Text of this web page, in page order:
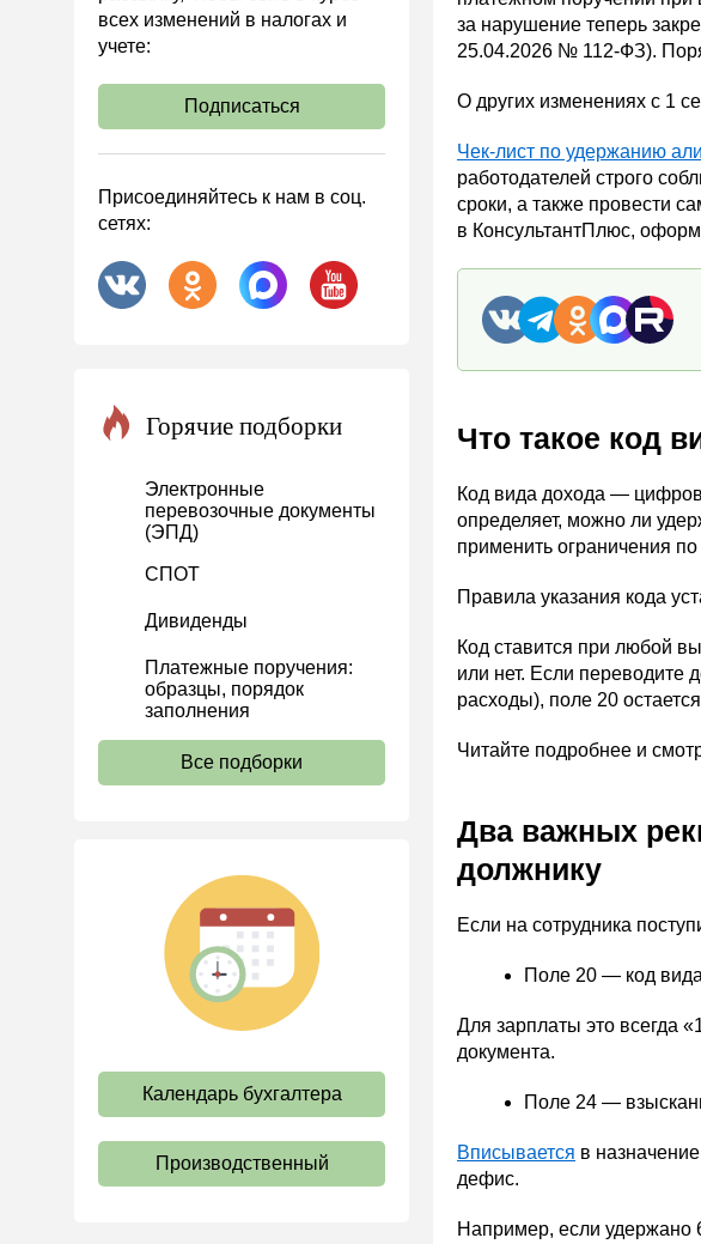
Охрана труда
Валютные операции
Налоговая система РФ
Налоговое планирование
Договоры
АО
Проекты
Банк касса
Расчеты
Учет МПЗ
Зарплаты и кадры
Основы трудового
Прием на работу и переводы
Коллективный договор и
локальные акты
Рабочее время и режим
труда
Отпуск и время отдыха
Ответственность и
взыскания
Пенсии
всех изменений в налогах и
учете:
Подписаться
Присоединяйтесь к нам в соц.
сетях:
Горячие подборки
Электронные
перевозочные документы
(ЭПД)
СПОТ
Дивиденды
Платежные поручения:
образцы, порядок
заполнения
Все подборки
Календарь бухгалтера
Производственный
за нарушение теперь
25.04.2026 № 112-ФЗ).
О других изменениях с 1
Чек-лист по удержанию
работодателей строго
сроки, а также провести
в КонсультантПлюс,
Что такое код
Код вида дохода —
определяет, можно ли
применить ограничения
Правила указания кода
Код ставится при любой
или нет. Если переводите
расходы), поле 20
Читайте подробнее и
Два важных
должнику
Если на сотрудника
Поле 20 — код
Для зарплаты это всегда
документа.
Поле 24 —
Вписывается в
дефис.
Например, если удержано